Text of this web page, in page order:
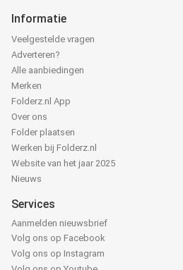
Informatie
Veelgestelde vragen
Adverteren?
Alle aanbiedingen
Merken
Folderz.nl App
Over ons
Folder plaatsen
Werken bij Folderz.nl
Website van het jaar 2025
Nieuws
Services
Aanmelden nieuwsbrief
Volg ons op Facebook
Volg ons op Instagram